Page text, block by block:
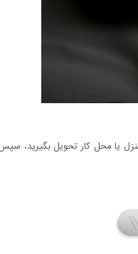
محل کار تحویل بگیرید، سپس